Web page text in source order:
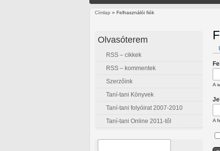
Címlap » Felhasználói fiók
A
A
Olvasóterem
RSS – cikkek
RSS – kommentek
Szerzőink
Taní-tani Könyvek
Taní-tani folyóirat 2007-2010
Taní-tani Online 2011-től